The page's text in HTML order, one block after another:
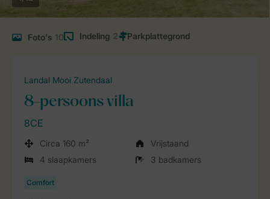
Foto's 10 Indeling 2
Landal Mooi Zutendaal
8-persoons villa
8CE
Circa 160 m²
Vrijstaand
4 slaapkamers
3 badkamers